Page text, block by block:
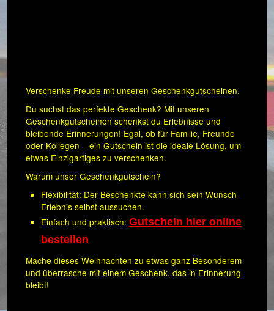
Verschenke Freude mit unseren Geschenkgutscheinen.
Du suchst das perfekte Geschenk? Mit unseren
Geschenkgutscheinen schenkst du Erlebnisse und
bleibende Erinnerungen! Egal, ob für Familie, Freunde
oder Kollegen – ein Gutschein ist die ideale Lösung, um
etwas Einzigartiges zu verschenken.
Warum unser Geschenkgutschein?
Flexibilität: Der Beschenkte kann sich sein Wunsch-
Erlebnis selbst aussuchen.
Einfach und praktisch: Gutschein hier online
bestellen
Mache dieses Weihnachten zu etwas ganz Besonderem
und überrasche mit einem Geschenk, das in Erinnerung
bleibt!